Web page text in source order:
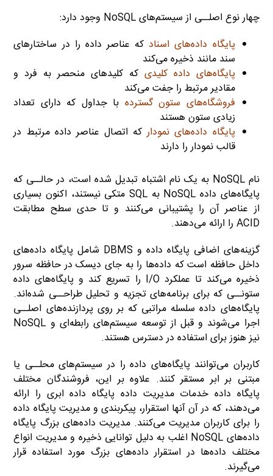
چهار نوع اصلــی از سیستم‌های NoSQL وجود دارد:
پایگاه داده‌های اسنادکه عناصر داده را در ساختارهای
سند مانند ذخیره می‌کند
پایگاه‌های داده کلیدی که کلیدهای منحصر به فرد و
مقادیر مرتبط را جفت می‌کند
فروشگاه‌های ستون گسترده با جداول که دارای تعداد
زیادی ستون هستند
پایگاه داده‌های نمودارکه اتصال عناصر داده مرتبط در
قالب نمودار را دارند
نام NoSQL به یک نام اشتباه تبدیل شده است، در حالــی که
پایگاه‌های داده NoSQL به SQL متکی نیستند، اکنون بسیاری
از عناصر آن را پشتیبانی می‌کنند و تا حدی سطح مطابقت
ACID را ارائه می‌دهند.
گزینه‌های اضافی پایگاه داده و DBMS شامل پایگاه داده‌های
داخل حافظه است که داده‌ها را به جای دیسک در حافظه سرور
ذخیره می‌کند تا عملکرد I/O را تسریع کند و پایگاه‌های داده
ستونــی که برای برنامه‌های تجزیه و تحلیل طراحــی شده‌اند.
پایگاه‌های داده سلسله مراتبی که بر روی پردازنده‌های اصلــی
اجرا می‌شوند و قبل از توسعه سیستم‌های رابطه‌ای و NoSQL
نیز هنوز برای استفاده در دسترس هستند.
کاربران می‌توانند پایگاه‌های داده را در سیستم‌های محلــی یا
مبتنی بر ابر مستقر کنند. علاوه بر این، فروشندگان مختلف
پایگاه داده خدمات مدیریت داده پایگاه داده ابری را ارائه
می‌دهند، که در آن آنها استقرار، پیکربندی و مدیریت پایگاه داده
را برای کاربران مدیریت می‌کنند. مدیریت داده‌های بزرگ پایگاه
داده‌های NoSQL اغلب به دلیل توانایی ذخیره و مدیریت انواع
مختلف داده‌ها در استقرار داده‌های بزرگ مورد استفاده قرار
می‌گیرند.